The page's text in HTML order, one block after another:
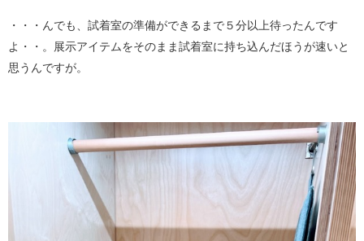
・・・んでも、試着室の準備ができるまで５分以上待ったんです
よ・・。展示アイテムをそのまま試着室に持ち込んだほうが速いと
思うんですが。